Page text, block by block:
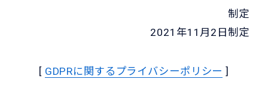
制定
2021年11月2日制定
[ GDPRに関するプライバシーポリシー ]